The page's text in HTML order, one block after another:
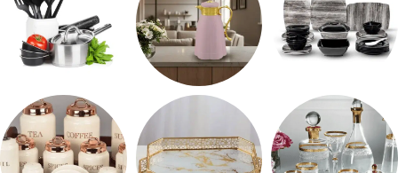
طقم ميلامين ترمس شاي رفايع المطبخ